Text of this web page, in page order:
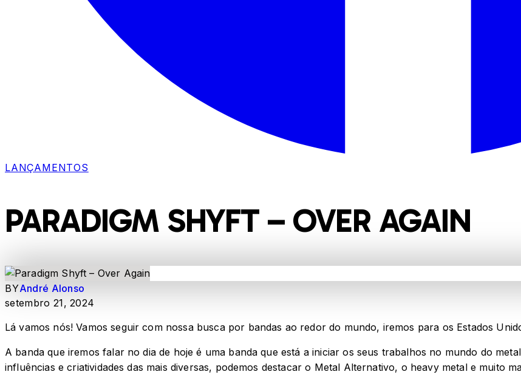
LANÇAMENTOS
PARADIGM SHYFT – OVER AGAIN
BYAndré Alonso
setembro 21, 2024
Lá vamos nós! Vamos seguir com nossa busca por bandas ao redor do mundo, iremos para os Estados
A banda que iremos falar no dia de hoje é uma banda que está a iniciar os seus trabalhos no mundo do
influências e criatividades das mais diversas, podemos destacar o Metal Alternativo, o heavy metal e muito